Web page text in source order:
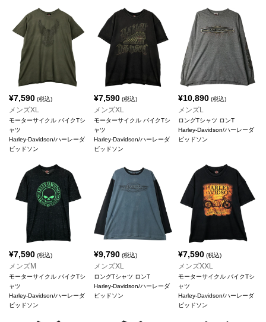
¥7,590 (税込)
メンズXL
モーターサイクル バイクTシ
ャツ
Harley-Davidson/ハーレーダ
ビッドソン
¥7,590(税込)
メンズXL
モーターサイクル バイクTシ
ャツ
Harley-Davidson/ハーレーダ
ビッドソン
¥10,890 (税込)
メンズL
ロングTシャツ ロンT
Harley-Davidson/ハーレーダ
ビッドソン
¥7,590 (税込)
メンズM
モーターサイクル バイクTシ
ャツ
Harley-Davidson/ハーレーダ
ビッドソン
¥9,790(税込)
メンズXL
ロングTシャツ ロンT
Harley-Davidson/ハーレーダ
ビッドソン
¥7,590 (税込)
メンズXXL
モーターサイクル バイクTシ
ャツ
Harley-Davidson/ハーレーダ
ビッドソン